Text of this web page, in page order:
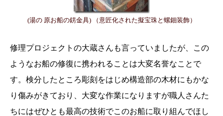
(湯の 原お船の錺金具) （意匠化された擬宝珠と螺鈿装飾）
修理プロジェクトの大蔵さんも言っていましたが、この
ようなお船の修復に携われることは大変名誉なことで
す。検分したところ彫刻をはじめ構造部の木材にもかな
り傷みがきており、大変な作業になりますが職人さんた
ちにはぜひとも最高の技術でこのお船に取り組んでほし